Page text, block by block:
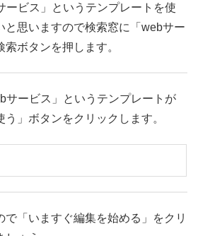
ービス」というテンプレートを使
と思いますので検索窓に「webサー
ボタンを押します。
サービス」というテンプレートが
」ボタンをクリックします。
で「いますぐ編集を始める」をクリ